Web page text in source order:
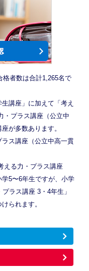
格者数は合計1,265名で
講座」に加えて「考え
・プラス講座（公立中
が多数あります。
ス講座（公立中高一貫
える力・プラス講座
学5〜6年生ですが、小学
ラス講座 3・4年生」
られます。